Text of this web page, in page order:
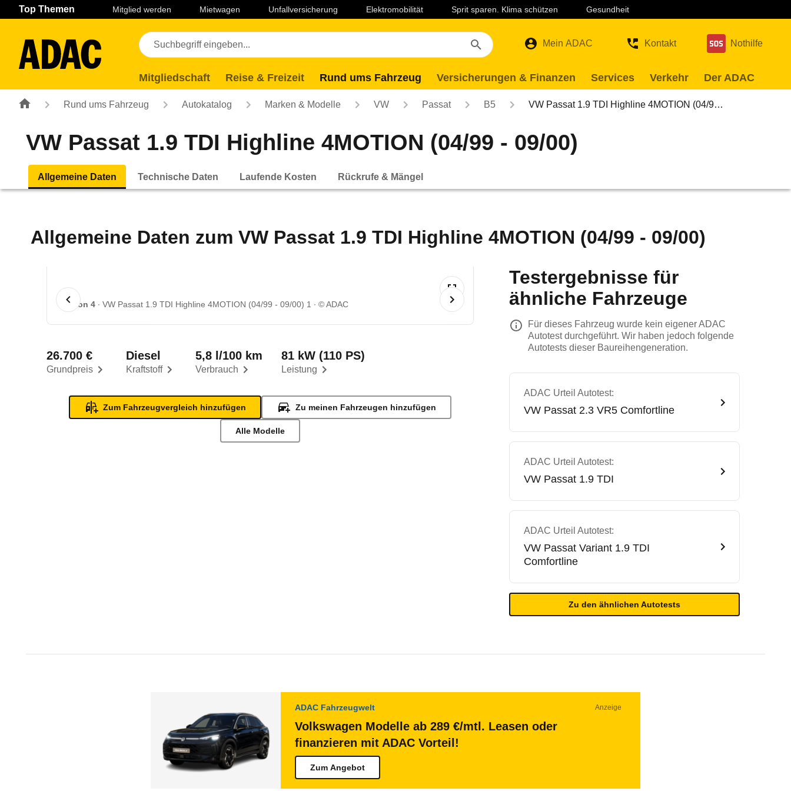
Navigation Seiteninhalt Fußzeile
Top Themen Mitglied werden Mietwagen Unfallversicherung Elektromobilität Sprit sparen. Klima schützen Gesundheit
Mein ADAC Kontakt Nothilfe
Mitgliedschaft Reise & Freizeit Rund ums Fahrzeug Versicherungen & Finanzen Services Verkehr Der ADAC
Rund ums Fahrzeug Autokatalog Marken & Modelle VW Passat B5 VW Passat 1.9 TDI Highline 4MOTION (04/9…
VW Passat 1.9 TDI Highline 4MOTION (04/99 - 09/00)
Allgemeine Daten Technische Daten Laufende Kosten Rückrufe & Mängel
Allgemeine Daten zum VW Passat 1.9 TDI Highline 4MOTION (04/99 - 09/00)
1 von 4 VW Passat 1.9 TDI Highline 4MOTION (04/99 - 09/00) 1 © ADAC
Grundpreis
26.700 €
Kraftstoff
Diesel
Verbrauch
5,8 l/100 km
Leistung
81 kW (110 PS)
Zum Fahrzeugvergleich hinzufügen Zu meinen Fahrzeugen hinzufügen
Alle Modelle
Testergebnisse für
ähnliche Fahrzeuge
Für dieses Fahrzeug wurde kein eigener ADAC
Autotest durchgeführt. Wir haben jedoch folgende
Autotests dieser Baureihengeneration.
ADAC Urteil Autotest:
VW Passat 2.3 VR5 Comfortline
ADAC Urteil Autotest:
VW Passat 1.9 TDI
ADAC Urteil Autotest:
VW Passat Variant 1.9 TDI
Comfortline
Zu den ähnlichen Autotests
ADAC Fahrzeugwelt Anzeige
Volkswagen Modelle ab 289 €/mtl. Leasen oder
finanzieren mit ADAC Vorteil!
Zum Angebot